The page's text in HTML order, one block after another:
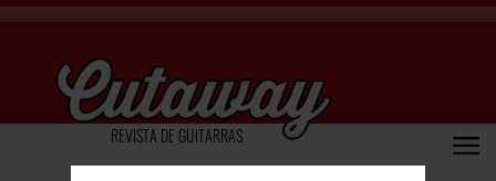
REVISTA DE GUITARRAS